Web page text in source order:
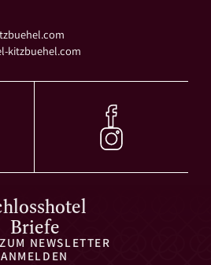
com
kitzbuehel.com
Briefe
NEWSLETTER
ANMELDEN